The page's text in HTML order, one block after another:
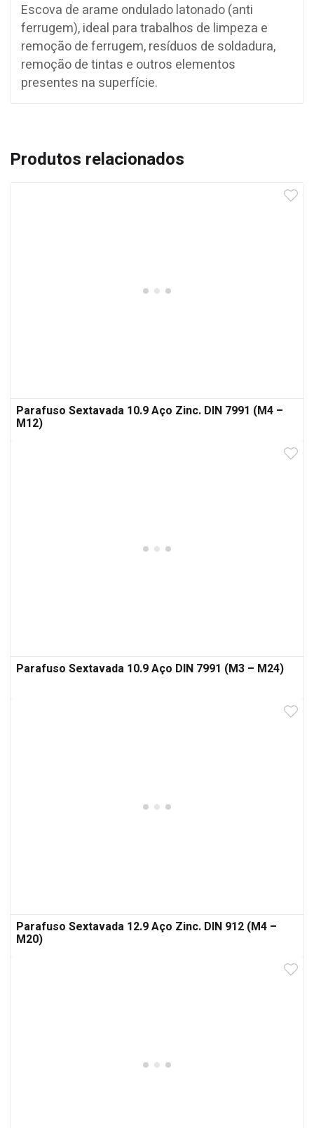
Escova de arame ondulado latonado (anti
ferrugem), ideal para trabalhos de limpeza e
remoção de ferrugem, resíduos de soldadura,
remoção de tintas e outros elementos
presentes na superfície.
Produtos relacionados
Parafuso Sextavada 10.9 Aço Zinc. DIN 7991 (M4 –
M12)
Parafuso Sextavada 10.9 Aço DIN 7991 (M3 – M24)
Parafuso Sextavada 12.9 Aço Zinc. DIN 912 (M4 –
M20)